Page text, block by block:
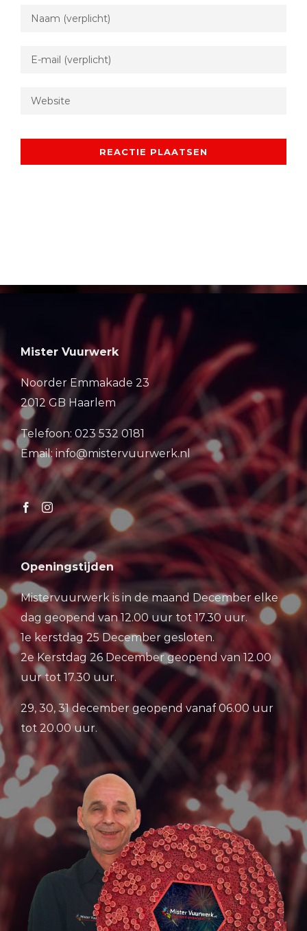
Mister Vuurwerk
Noorder Emmakade 23
2012 GB Haarlem
Telefoon: 023 532 0181
Email: info@mistervuurwerk.nl
Openingstijden
Mistervuurwerk is in de maand December elke
dag geopend van 12.00 uur tot 17.30 uur.
1e kerstdag 25 December gesloten.
2e Kerstdag 26 December geopend van 12.00
uur tot 17.30 uur.
29, 30, 31 december geopend vanaf 06.00 uur
tot 20.00 uur.